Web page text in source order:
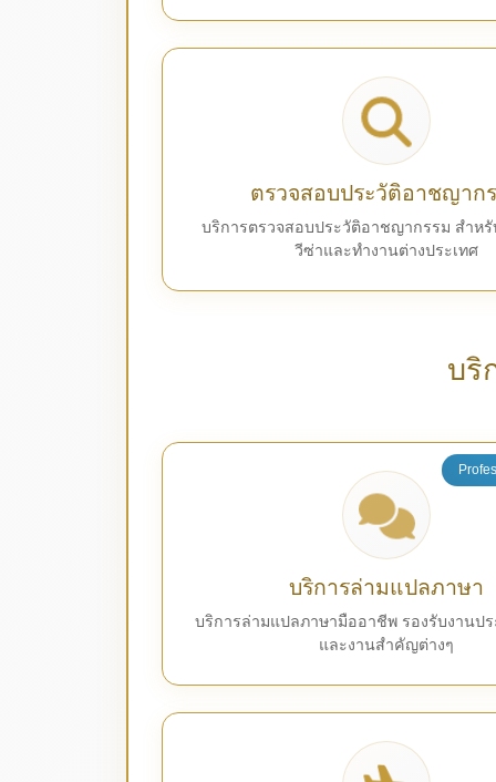
ตรวจสอบประวัติอาชญาก
บริการตรวจสอบประวัติอาชญากรรม สำห
วีซ่าและทำงานต่างประเทศ
บริ
บริการล่ามแปลภาษา
บริการล่ามแปลภาษามืออาชีพ รองรับงานป
และงานสำคัญต่างๆ